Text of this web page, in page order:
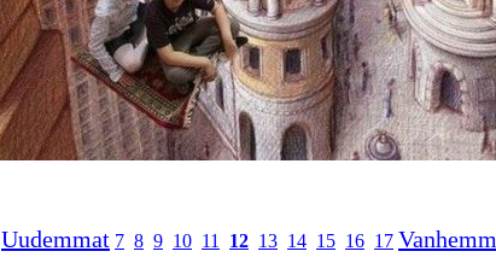
Uudemmat 7 8 9 10 11 12 13 14 15 16 17